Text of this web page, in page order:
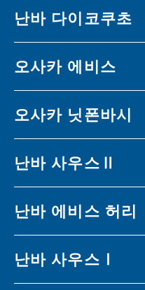
난바 다이코쿠초
오사카 에비스
오사카 닛폰바시
난바 사우스Ⅱ
난바 에비스 허리
난바 사우스Ⅰ